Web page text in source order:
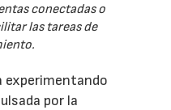
conectadas o
las tareas de
experimentando
por la